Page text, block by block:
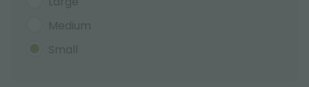
Medium
Small